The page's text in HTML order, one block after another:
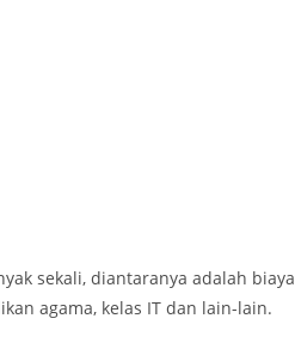
sekali, diantaranya adalah biaya
agama, kelas IT dan lain-lain.